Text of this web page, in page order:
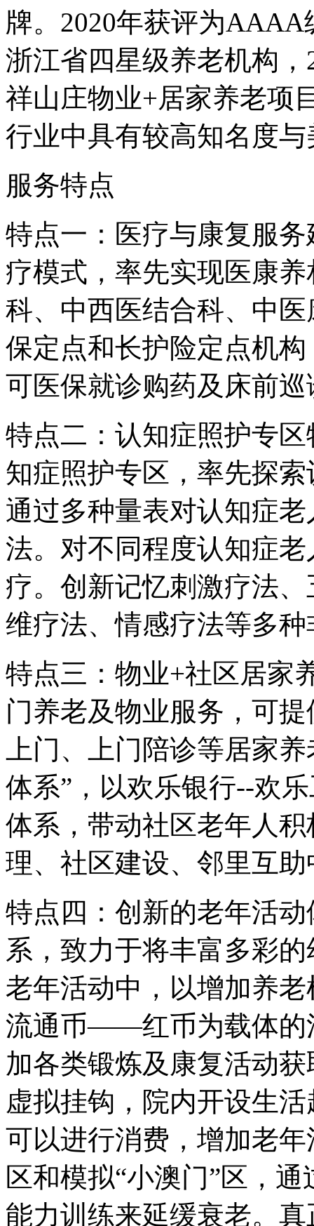
牌。2020年获评为
浙江省四星级养老机构
祥山庄物业+居家养老项
行业中具有较高知名度
服务特点
特点一：医疗与康复服
疗模式，率先实现医康
科、中西医结合科、中
保定点和长护险定点机
可医保就诊购药及床前巡
特点二：认知症照护专
知症照护专区，率先探
通过多种量表对认知症
法。对不同程度认知症
疗。创新记忆刺激疗法
维疗法、情感疗法等多
特点三：物业+社区居家
门养老及物业服务，可
上门、上门陪诊等居家
体系”，以欢乐银行--欢
体系，带动社区老年人
理、社区建设、邻里互助
特点四：创新的老年活
系，致力于将丰富多彩
老年活动中，以增加养
流通币——红币为载体的
加各类锻炼及康复活动
虚拟挂钩，院内开设生
可以进行消费，增加老
区和模拟“小澳门”区，
能力训练来延缓衰老。